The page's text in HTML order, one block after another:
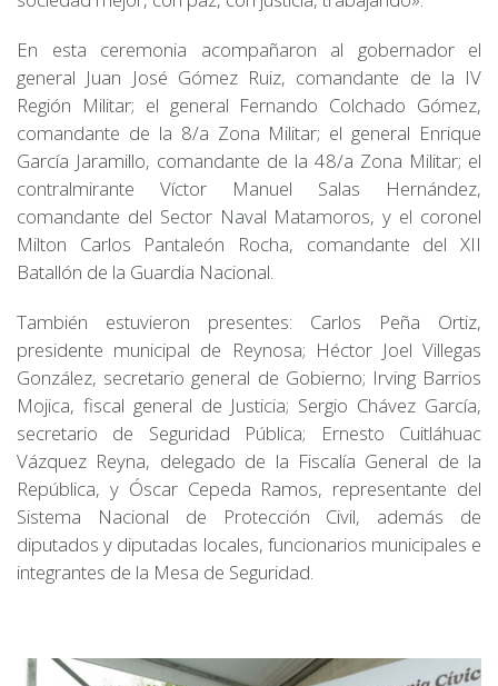
En esta ceremonia acompañaron al gobernador el
general Juan José Gómez Ruiz, comandante de la IV
Región Militar; el general Fernando Colchado Gómez,
comandante de la 8/a Zona Militar; el general Enrique
García Jaramillo, comandante de la 48/a Zona Militar; el
contralmirante Víctor Manuel Salas Hernández,
comandante del Sector Naval Matamoros, y el coronel
Milton Carlos Pantaleón Rocha, comandante del XII
Batallón de la Guardia Nacional.
También estuvieron presentes: Carlos Peña Ortiz,
presidente municipal de Reynosa; Héctor Joel Villegas
González, secretario general de Gobierno; Irving Barrios
Mojica, fiscal general de Justicia; Sergio Chávez García,
secretario de Seguridad Pública; Ernesto Cuitláhuac
Vázquez Reyna, delegado de la Fiscalía General de la
República, y Óscar Cepeda Ramos, representante del
Sistema Nacional de Protección Civil, además de
diputados y diputadas locales, funcionarios municipales e
integrantes de la Mesa de Seguridad.